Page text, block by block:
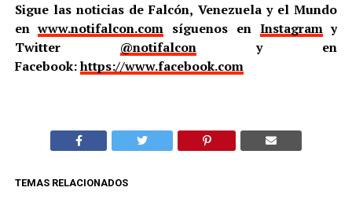
Sigue las noticias de Falcón, Venezuela y el Mundo
enwww.notifalcon.com síguenos en Instagramy
Twitter @notifalcony en
Facebook:https://www.facebook.com
TEMAS RELACIONADOS